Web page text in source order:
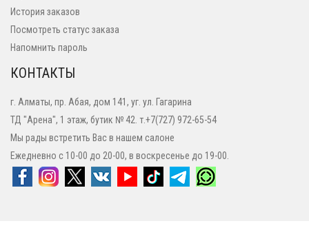
История заказов
Посмотреть статус заказа
Напомнить пароль
КОНТАКТЫ
г. Алматы, пр. Абая, дом 141, уг. ул. Гагарина
ТД "Арена", 1 этаж, бутик № 42. т.+7(727) 972-65-54
Мы рады встретить Вас в нашем салоне
Ежедневно с 10-00 до 20-00, в воскресенье до 19-00.